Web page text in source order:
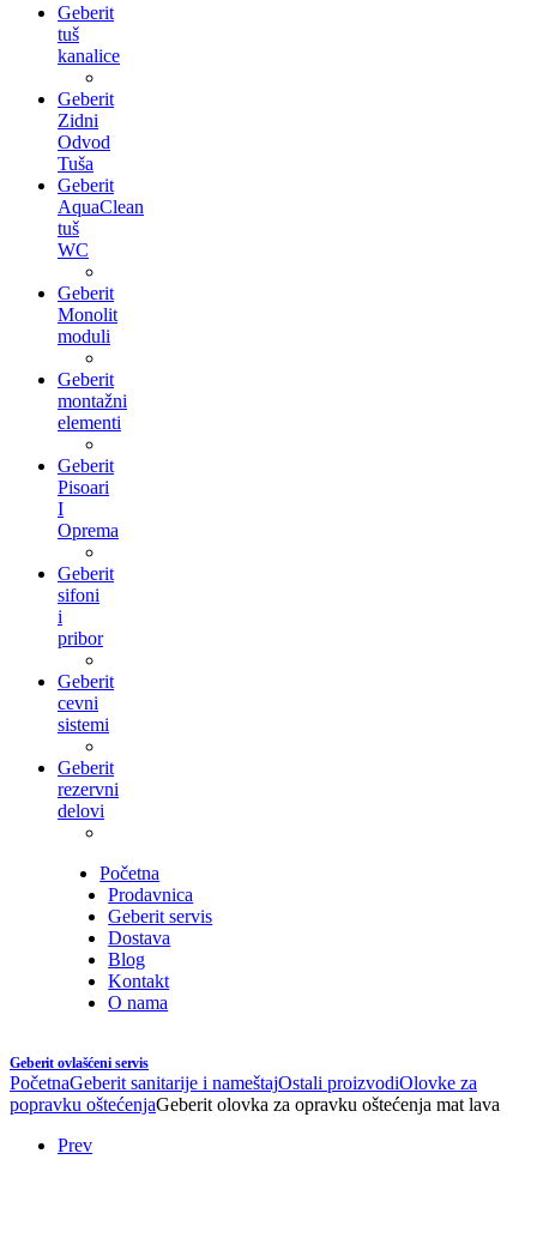
Geberit
tuš
kanalice
Geberit
Zidni
Odvod
Tuša
Geberit
AquaClean
tuš
WC
Geberit
Monolit
moduli
Geberit
montažni
elementi
Geberit
Pisoari
I
Oprema
Geberit
sifoni
i
pribor
Geberit
cevni
sistemi
Geberit
rezervni
delovi
Početna
Prodavnica
Geberit servis
Dostava
Blog
Kontakt
O nama
Geberit ovlašćeni servis
PočetnaGeberit sanitarije i nameštajOstali proizvodiOlovke za
popravku oštećenjaGeberit olovka za opravku oštećenja mat lava
Prev